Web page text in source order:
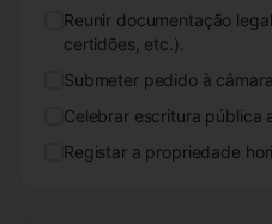
Reunir documentação
certidões, etc.).
Submeter pedido à
Celebrar escritura pública
Registar a propriedade